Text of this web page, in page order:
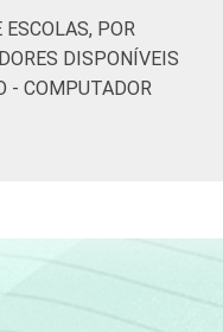
POR
DISPONÍVEIS
- COMPUTADOR